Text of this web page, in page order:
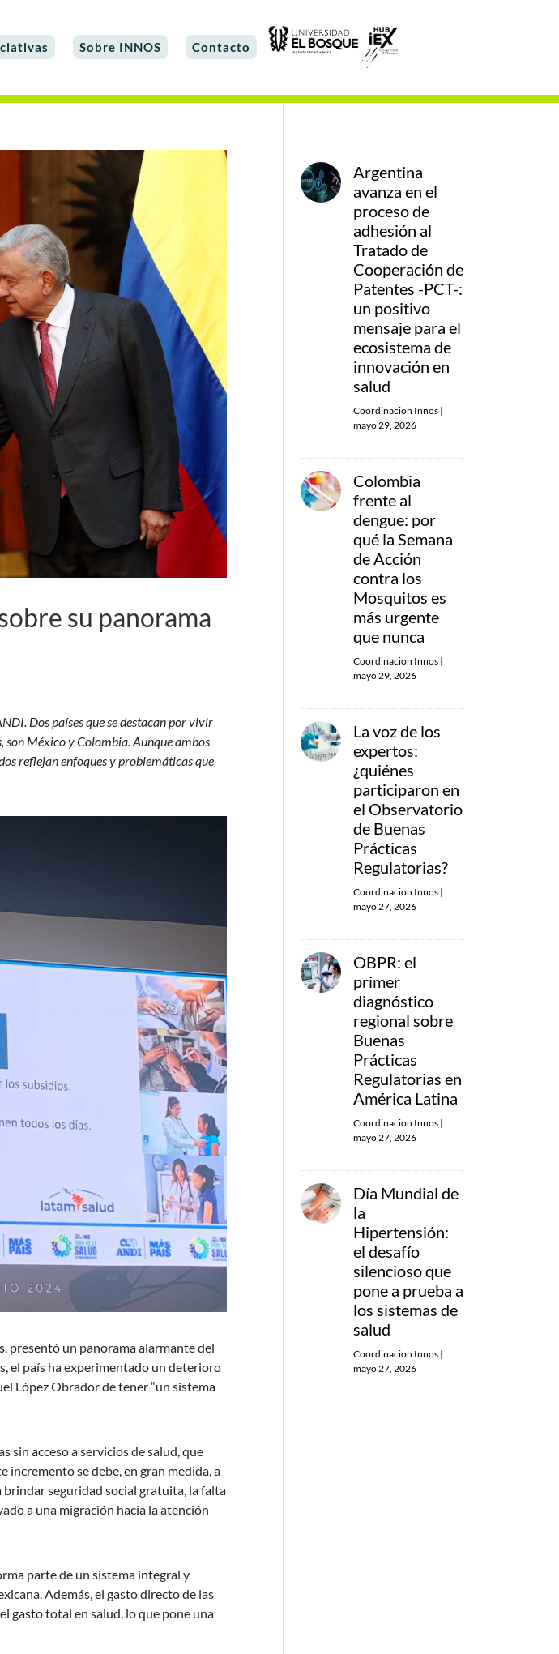
Sobre INNOS Contacto
su panorama
Dos países que se destacan por vivir
son México y Colombia. Aunque ambos
reflejan enfoques y problemáticas que
presentó un panorama alarmante del
el país ha experimentado un deterioro
López Obrador de tener “un sistema
sin acceso a servicios de salud, que
incremento se debe, en gran medida, a
seguridad social gratuita, la falta
a una migración hacia la atención
parte de un sistema integral y
Además, el gasto directo de las
gasto total en salud, lo que pone una
Argentina
avanza en el
proceso de
adhesión al
Tratado de
Cooperación de
Patentes -PCT-:
un positivo
mensaje para el
ecosistema de
innovación en
salud
Coordinacion Innos |
mayo 29, 2026
Colombia
frente al
dengue: por
qué la Semana
de Acción
contra los
Mosquitos es
más urgente
que nunca
Coordinacion Innos |
mayo 29, 2026
La voz de los
expertos:
¿quiénes
participaron en
el Observatorio
de Buenas
Prácticas
Regulatorias?
Coordinacion Innos |
mayo 27, 2026
OBPR: el
primer
diagnóstico
regional sobre
Buenas
Prácticas
Regulatorias en
América Latina
Coordinacion Innos |
mayo 27, 2026
Día Mundial de
la
Hipertensión:
el desafío
silencioso que
pone a prueba a
los sistemas de
salud
Coordinacion Innos |
mayo 27, 2026